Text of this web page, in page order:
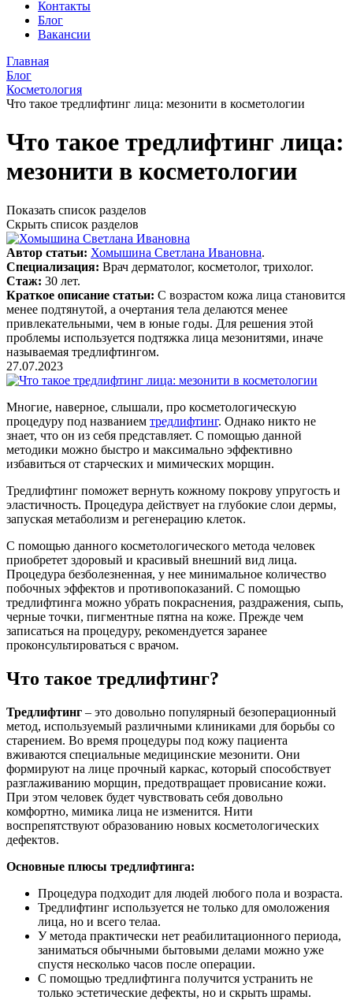
Контакты
Блог
Вакансии
Главная
Блог
Косметология
Что такое тредлифтинг лица: мезонити в косметологии
Что такое тредлифтинг лица:
мезонити в косметологии
Показать список разделов
Скрыть список разделов
Автор статьи: Хомышина Светлана Ивановна.
Специализация: Врач дерматолог, косметолог, трихолог.
Стаж: 30 лет.
Краткое описание статьи: С возрастом кожа лица становится
менее подтянутой, а очертания тела делаются менее
привлекательными, чем в юные годы. Для решения этой
проблемы используется подтяжка лица мезонитями, иначе
называемая тредлифтингом.
27.07.2023
Многие, наверное, слышали, про косметологическую
процедуру под названием тредлифтинг. Однако никто не
знает, что он из себя представляет. С помощью данной
методики можно быстро и максимально эффективно
избавиться от старческих и мимических морщин.
Тредлифтинг поможет вернуть кожному покрову упругость и
эластичность. Процедура действует на глубокие слои дермы,
запуская метаболизм и регенерацию клеток.
С помощью данного косметологического метода человек
приобретет здоровый и красивый внешний вид лица.
Процедура безболезненная, у нее минимальное количество
побочных эффектов и противопоказаний. С помощью
тредлифтинга можно убрать покраснения, раздражения, сыпь,
черные точки, пигментные пятна на коже. Прежде чем
записаться на процедуру, рекомендуется заранее
проконсультироваться с врачом.
Что такое тредлифтинг?
Тредлифтинг – это довольно популярный безоперационный
метод, используемый различными клиниками для борьбы со
старением. Во время процедуры под кожу пациента
вживаются специальные медицинские мезонити. Они
формируют на лице прочный каркас, который способствует
разглаживанию морщин, предотвращает провисание кожи.
При этом человек будет чувствовать себя довольно
комфортно, мимика лица не изменится. Нити
воспрепятствуют образованию новых косметологических
дефектов.
Основные плюсы тредлифтинга:
Процедура подходит для людей любого пола и возраста.
Тредлифтинг используется не только для омоложения
лица, но и всего телаа.
У метода практически нет реабилитационного периода,
заниматься обычными бытовыми делами можно уже
спустя несколько часов после операции.
С помощью тредлифтинга получится устранить не
только эстетические дефекты, но и скрыть шрамы.